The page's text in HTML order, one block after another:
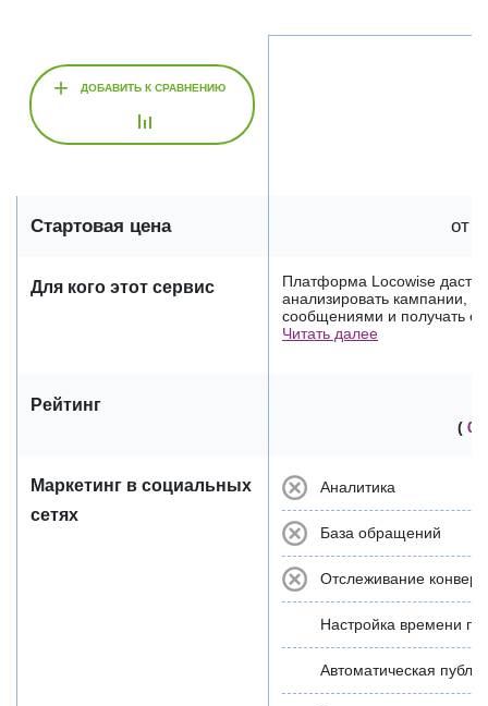
+ ДОБАВИТЬ К СРАВНЕНИЮ
Стартовая цена от
Для кого этот сервис
Платформа Locowise даст
анализировать кампании,
сообщениями и получать
Читать далее
Рейтинг
( 0
Маркетинг в социальных
сетях
Аналитика
База обращений
Отслеживание
Настройка времени
Автоматическая